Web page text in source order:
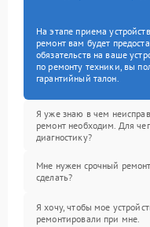
На этапе приема
ремонт вам будет
обязательств на ваше
по ремонту техники, вы
гарантийный талон.
Я уже знаю в чем
ремонт необходим. Для
диагностику?
Мне нужен срочный
сделать?
Я хочу, чтобы мое
ремонтировали при мне.